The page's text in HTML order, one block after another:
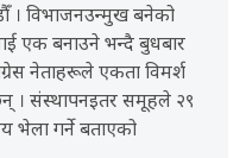
। विभाजनउन्मुख बनेको
एक बनाउने भन्दै बुधबार
नेताहरूले एकता विमर्श
। संस्थापनइतर समूहले २९
भेला गर्ने बताएको